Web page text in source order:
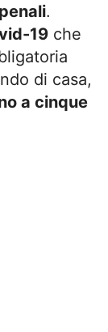
.
19 che
di casa,
a cinque